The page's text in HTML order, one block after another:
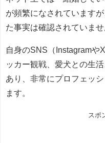
が頻繁になされています
た事実は確認されていませ
自身のSNS（Instagramや
ッカー観戦、愛犬との生
あり、非常にプロフェッ
ます。
スポ